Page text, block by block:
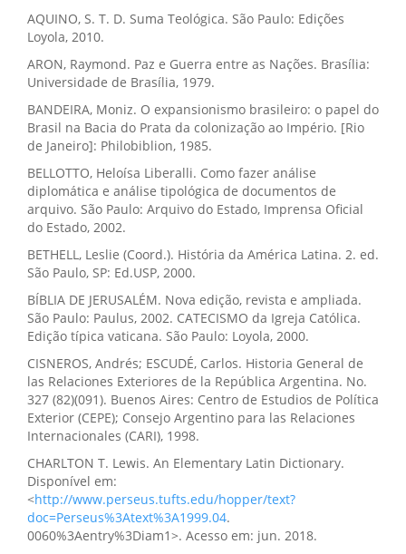
AQUINO, S. T. D. Suma Teológica. São Paulo: Edições
Loyola, 2010.
ARON, Raymond. Paz e Guerra entre as Nações. Brasília:
Universidade de Brasília, 1979.
BANDEIRA, Moniz. O expansionismo brasileiro: o papel do
Brasil na Bacia do Prata da colonização ao Império. [Rio
de Janeiro]: Philobiblion, 1985.
BELLOTTO, Heloísa Liberalli. Como fazer análise
diplomática e análise tipológica de documentos de
arquivo. São Paulo: Arquivo do Estado, Imprensa Oficial
do Estado, 2002.
BETHELL, Leslie (Coord.). História da América Latina. 2. ed.
São Paulo, SP: Ed.USP, 2000.
BÍBLIA DE JERUSALÉM. Nova edição, revista e ampliada.
São Paulo: Paulus, 2002. CATECISMO da Igreja Católica.
Edição típica vaticana. São Paulo: Loyola, 2000.
CISNEROS, Andrés; ESCUDÉ, Carlos. Historia General de
las Relaciones Exteriores de la República Argentina. No.
327 (82)(091). Buenos Aires: Centro de Estudios de Política
Exterior (CEPE); Consejo Argentino para las Relaciones
Internacionales (CARI), 1998.
CHARLTON T. Lewis. An Elementary Latin Dictionary.
Disponível em:
<http://www.perseus.tufts.edu/hopper/text?
doc=Perseus%3Atext%3A1999.04.
0060%3Aentry%3Diam1>. Acesso em: jun. 2018.